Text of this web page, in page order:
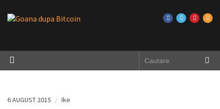
6 AUGUST 2015 / Ike